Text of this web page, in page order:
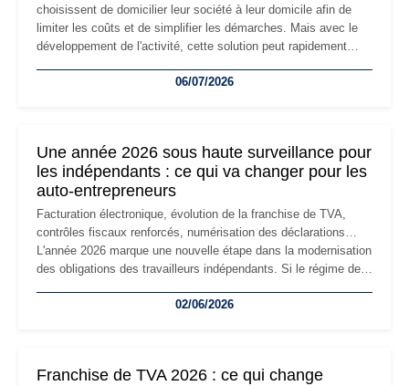
choisissent de domicilier leur société à leur domicile afin de
limiter les coûts et de simplifier les démarches. Mais avec le
développement de l'activité, cette solution peut rapidement
professionnels, recrutement, image de marque… Le
06/07/2026
Une année 2026 sous haute surveillance pour
les indépendants : ce qui va changer pour les
auto-entrepreneurs
Facturation électronique, évolution de la franchise de TVA,
contrôles fiscaux renforcés, numérisation des déclarations…
L'année 2026 marque une nouvelle étape dans la modernisation
des obligations des travailleurs indépendants. Si le régime de
les auto-entrepreneurs devront s'adapter à un environnement
02/06/2026
Franchise de TVA 2026 : ce qui change